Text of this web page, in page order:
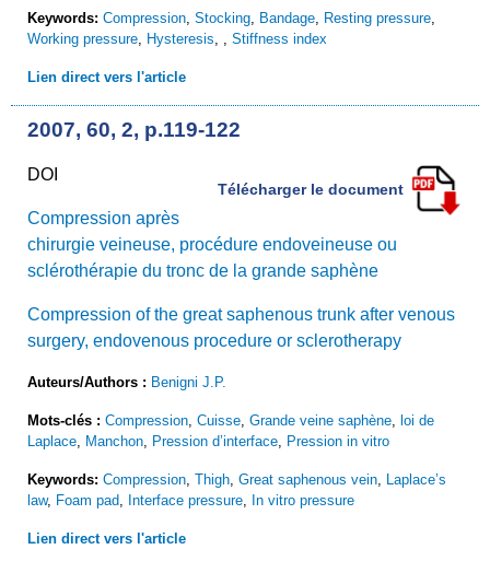
Keywords: Compression Stocking Bandage Resting pressure
Working pressure
Hysteresis Stiffness index
Lien direct vers l'article
2007, 60, 2, p.119-122
DOI
Télécharger le document
Compression après
chirurgie veineuse, procédure endoveineuse ou
sclérothérapie du tronc de la grande saphène
Compression of the great saphenous trunk after venous
surgery, endovenous procedure or sclerotherapy
Auteurs/Authors : Benigni J.P.
Mots-clés : Compression Cuisse Grande veine saphène
loi de
Laplace
Manchon Pression d’interface Pression in vitro
Keywords: Compression Thigh Great saphenous vein
Laplace’s
law, Foam pad Interface pressure In vitro pressure
Lien direct vers l'article